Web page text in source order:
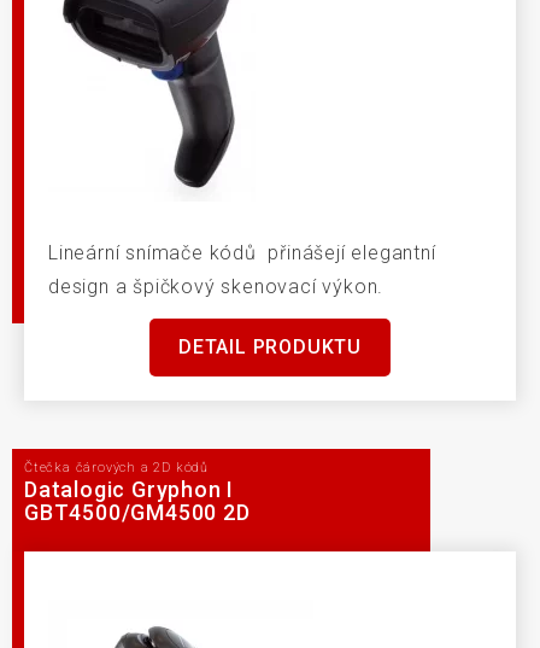
Lineární snímače kódů přinášejí elegantní
design a špičkový skenovací výkon.
DETAIL PRODUKTU
Čtečka čárových a 2D kódů
Datalogic Gryphon I
GBT4500/GM4500 2D